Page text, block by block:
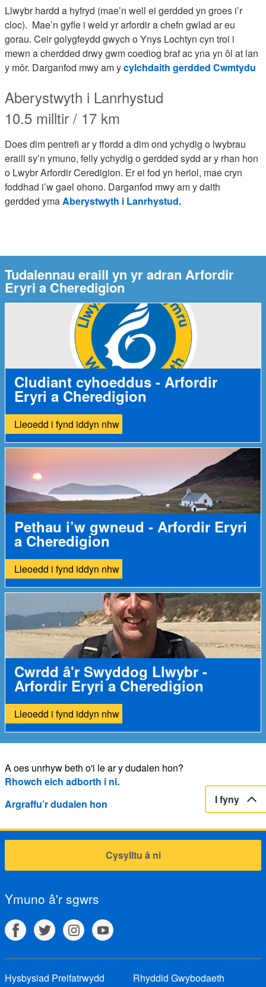
Llwybr hardd a hyfryd (mae’n well ei gerdded yn groes i’r
cloc). Mae’n gyfle i weld yr arfordir a chefn gwlad ar eu
gorau. Ceir golygfeydd gwych o Ynys Lochtyn cyn troi i
mewn a cherdded drwy gwm coediog braf ac yna yn ôl at lan
y môr. Darganfod mwy am ycylchdaith gerdded Cwmtydu
Aberystwyth i Lanrhystud
10.5 milltir / 17 km
Does dim pentrefi ar y ffordd a dim ond ychydig o lwybrau
eraill sy’n ymuno, felly ychydig o gerdded sydd ar y rhan hon
o Lwybr Arfordir Ceredigion. Er ei fod yn heriol, mae cryn
foddhad i’w gael ohono. Darganfod mwy am y daith
gerdded ymaAberystwyth i Lanrhystud.
Tudalennau eraill yn yr adran Arfordir
Eryri a Cheredigion
Cludiant cyhoeddus - Arfordir
Eryri a Cheredigion
Lleoedd i fynd iddyn nhw
Pethau i’w gwneud - Arfordir Eryri
a Cheredigion
Lleoedd i fynd iddyn nhw
Cwrdd â'r Swyddog Llwybr -
Arfordir Eryri a Cheredigion
Lleoedd i fynd iddyn nhw
A oes unrhyw beth o'i le ar y dudalen hon?
Rhowch eich adborth i ni.
Argraffu’r dudalen hon
I fyny
Cysylltu â ni
Ymuno â'r sgwrs
Hysbysiad Preifatrwydd Rhyddid Gwybodaeth